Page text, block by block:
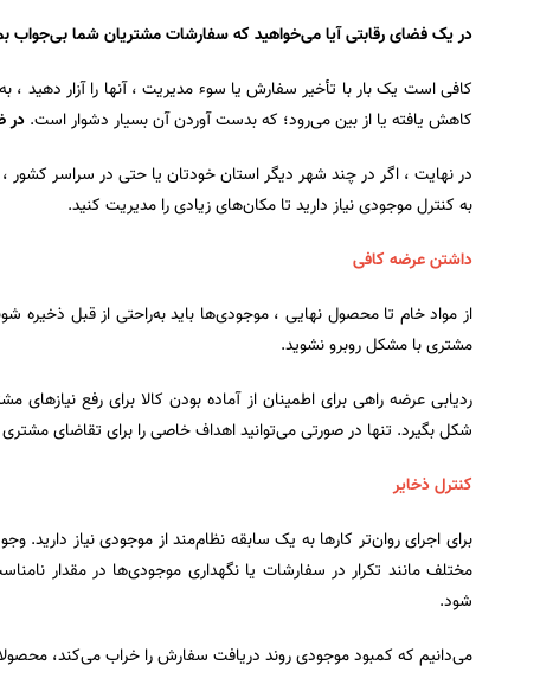
در یک فضای رقابتی آیا می‌خواهید که سفارشات مشتریان شما بی‌جواب
کافی است یک بار با تأخیر سفارش یا سوء مدیریت ، آنها را آزار دهید
کاهش یافته یا از بین می‌رود؛ که بدست آوردن آن بسیار دشوار است. در
در نهایت ، اگر در چند شهر دیگر استان خودتان یا حتی در سراسر کشور
به کنترل موجودی نیاز دارید تا مکان‌های زیادی را مدیریت کنید.
داشتن عرضه کافی
از مواد خام تا محصول نهایی ، موجودی‌ها باید به‌راحتی از قبل ذخیره
مشتری با مشکل روبرو نشوید.
ردیابی عرضه راهی برای اطمینان از آماده بودن کالا برای رفع
شکل بگیرد. تنها در صورتی می‌توانید اهداف خاصی را برای تقاضای
کنترل ذخایر
برای اجرای روان‌تر کارها به یک سابقه نظام‌مند از موجودی نیاز
مختلف مانند تکرار در سفارشات یا نگهداری موجودی‌ها در مقدار
شود.
می‌دانیم که کمبود موجودی روند دریافت سفارش را خراب می‌کند،